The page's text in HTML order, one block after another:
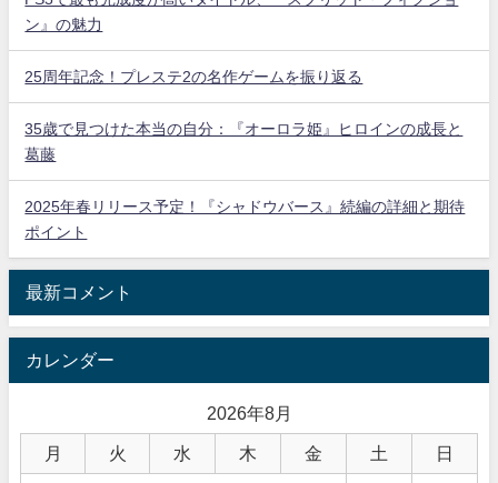
ン』の魅力
25周年記念！プレステ2の名作ゲームを振り返る
35歳で見つけた本当の自分：『オーロラ姫』ヒロインの成長と
葛藤
2025年春リリース予定！『シャドウバース』続編の詳細と期待
ポイント
最新コメント
カレンダー
2026年8月
月 火 水 木 金 土 日